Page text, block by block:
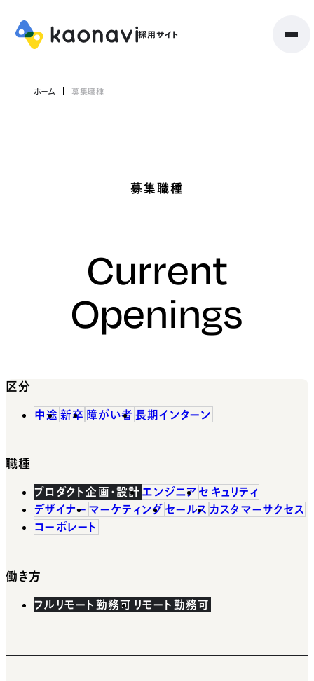
ホーム 募集職種
募集職種
Current
Openings
区分
中途 新卒 障がい者 長期インターン
職種
プロダクト企画・設計 エンジニア セキュリティ
デザイナー マーケティング セールス カスタマーサクセス
コーポレート
働き方
フルリモート勤務可 リモート勤務可